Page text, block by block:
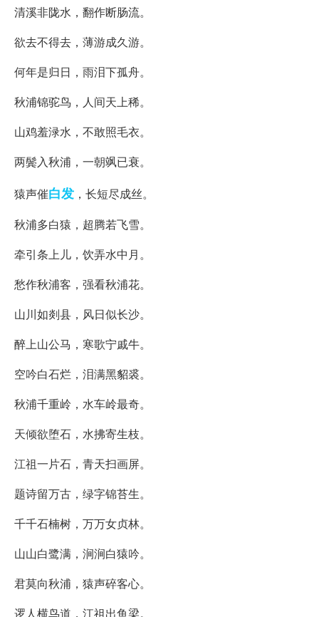
清溪非陇水，翻作断肠流。
欲去不得去，薄游成久游。
何年是归日，雨泪下孤舟。
秋浦锦驼鸟，人间天上稀。
山鸡羞渌水，不敢照毛衣。
两鬓入秋浦，一朝飒已衰。
猿声催白发 ，长短尽成丝。
秋浦多白猿，超腾若飞雪。
牵引条上儿，饮弄水中月。
愁作秋浦客，强看秋浦花。
山川如剡县，风日似长沙。
醉上山公马，寒歌宁戚牛。
空吟白石烂，泪满黑貂裘。
秋浦千重岭，水车岭最奇。
天倾欲堕石，水拂寄生枝。
江祖一片石，青天扫画屏。
题诗留万古，绿字锦苔生。
千千石楠树，万万女贞林。
山山白鹭满，涧涧白猿吟。
君莫向秋浦，猿声碎客心。
逻人横鸟道，江祖出鱼梁。